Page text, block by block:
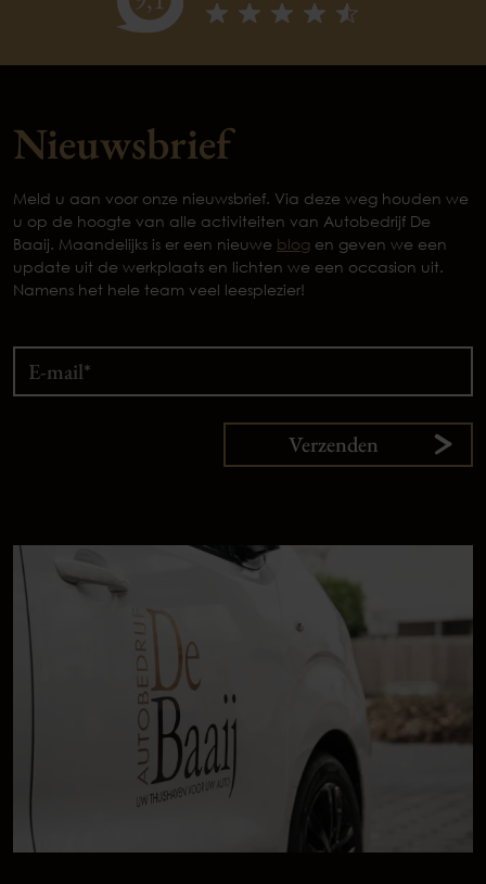
Nieuwsbrief
Meld u aan voor onze nieuwsbrief. Via deze weg houden we
u op de hoogte van alle activiteiten van Autobedrijf De
Baaij. Maandelijks is er een nieuwe blog en geven we een
update uit de werkplaats en lichten we een occasion uit.
Namens het hele team veel leesplezier!
Verzenden